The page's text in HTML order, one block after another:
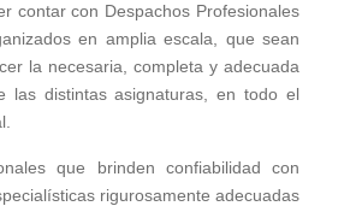
contar con Despachos Profesionales
en amplia escala, que sean
la necesaria, completa y adecuada
las distintas asignaturas, en todo el
que brinden confiabilidad con
rigurosamente adecuadas